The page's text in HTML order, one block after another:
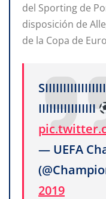
del Sporting de
disposición de
de la Copa de
IIIIIIIIIIIIIIII
— UEFA
2019